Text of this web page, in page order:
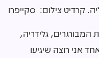
קרדיט צילום: סקייפרו
גלידריה,
אני רוצה שיגיעו